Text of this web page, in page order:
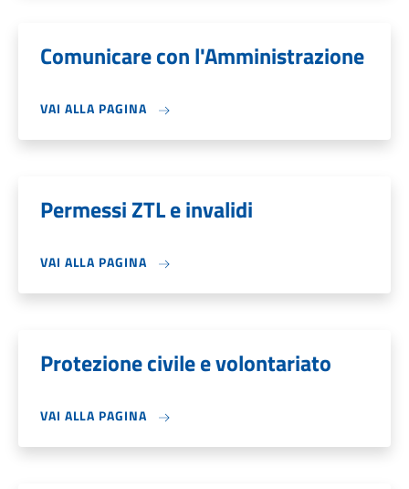
Comunicare con l'Amministrazione
VAI ALLA PAGINA
Permessi ZTL e invalidi
VAI ALLA PAGINA
Protezione civile e volontariato
VAI ALLA PAGINA